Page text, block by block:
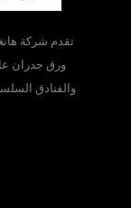
ورق جدران
والفنادق